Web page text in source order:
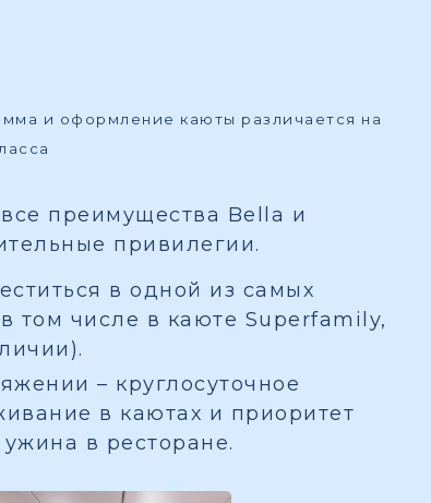
и оформление каюты различается на
преимущества Bella и
привилегии.
в одной из самых
том числе в каюте Superfamily,
– круглосуточное
в каютах и приоритет
в ресторане.